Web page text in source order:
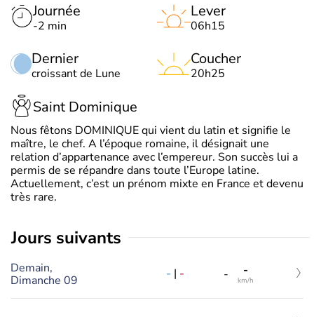
Journée
-2 min
Dernier
croissant de Lune
Lever
06h15
Coucher
20h25
Saint Dominique
Nous fêtons DOMINIQUE qui vient du latin et signifie le
maître, le chef. A l’époque romaine, il désignait une
relation d’appartenance avec l’empereur. Son succès lui a
permis de se répandre dans toute l’Europe latine.
Actuellement, c’est un prénom mixte en France et devenu
très rare.
jours suivants
Demain,
Dimanche 09
- | - - -
km/h